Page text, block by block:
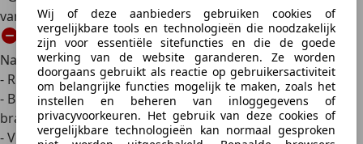
Wij of deze aanbieders gebruiken cookies of
vergelijkbare tools en technologieën die noodzakelijk
zijn voor essentiële sitefuncties en die de goede
werking van de website garanderen. Ze worden
doorgaans gebruikt als reactie op gebruikersactiviteit
om belangrijke functies mogelijk te maken, zoals het
instellen en beheren van inloggegevens of
privacyvoorkeuren. Het gebruik van deze cookies of
vergelijkbare technologieën kan normaal gesproken
vanwege de hogere compressieverhouding
Nadelen
- Relatief duur: vanaf € 5.000
- Brandstofverbruik licht hoger door verhoogde
brandstofinjectie
- Vereist veel ruimte in de motorruimte